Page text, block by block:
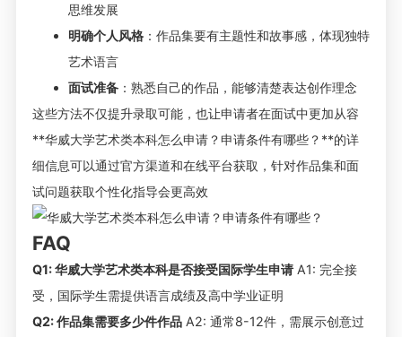
思维发展
明确个人风格：作品集要有主题性和故事感，体现独特
艺术语言
面试准备：熟悉自己的作品，能够清楚表达创作理念
这些方法不仅提升录取可能，也让申请者在面试中更加从容
**华威大学艺术类本科怎么申请？申请条件有哪些？ **的详
细信息可以通过官方渠道和在线平台获取，针对作品集和面
试问题获取个性化指导会更高效
FAQ
Q1: 华威大学艺术类本科是否接受国际学生申请A1: 完全接
受，国际学生需提供语言成绩及高中学业证明
Q2: 作品集需要多少件作品A2: 通常8-12件，需展示创意过